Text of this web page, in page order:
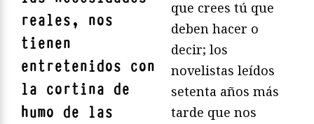
reales, nos
tienen
entretenidos con
la cortina de
humo de las
que crees tú que
deben hacer o
decir; los
novelistas leídos
setenta años más
tarde que nos